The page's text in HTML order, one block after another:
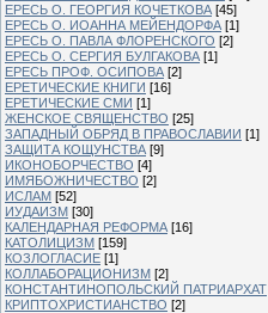
ЕРЕСЬ О. ГЕОРГИЯ КОЧЕТКОВА [45]
ЕРЕСЬ О. ИОАННА МЕЙЕНДОРФА [1]
ЕРЕСЬ О. ПАВЛА ФЛОРЕНСКОГО [2]
ЕРЕСЬ О. СЕРГИЯ БУЛГАКОВА [1]
ЕРЕСЬ ПРОФ. ОСИПОВА [2]
ЕРЕТИЧЕСКИЕ КНИГИ [16]
ЕРЕТИЧЕСКИЕ СМИ [1]
ЖЕНСКОЕ СВЯЩЕНСТВО [25]
ЗАПАДНЫЙ ОБРЯД В ПРАВОСЛАВИИ [1]
ЗАЩИТА КОЩУНСТВА [9]
ИКОНОБОРЧЕСТВО [4]
ИМЯБОЖНИЧЕСТВО [2]
ИСЛАМ [52]
ИУДАИЗМ [30]
КАЛЕНДАРНАЯ РЕФОРМА [16]
КАТОЛИЦИЗМ [159]
КОЗЛОГЛАСИЕ [1]
КОЛЛАБОРАЦИОНИЗМ [2]
КОНСТАНТИНОПОЛЬСКИЙ ПАТРИАРХАТ
КРИПТОХРИСТИАНСТВО [2]